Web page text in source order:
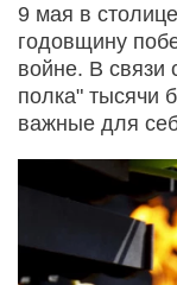
9 мая в
годовщину
войне. В связи
полка" тысячи
важные для